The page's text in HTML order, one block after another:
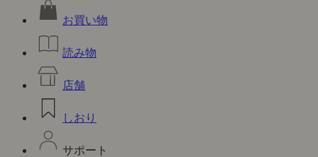
お買い物
読み物
店舗
しおり
サポート